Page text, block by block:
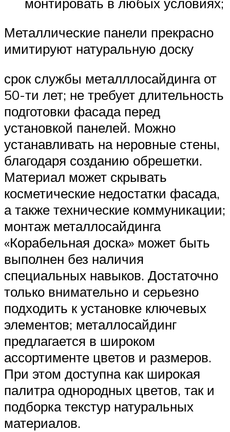
Металлические панели прекрасно
имитируют натуральную доску
срок службы металллосайдинга от
50-ти лет; не требует длительность
подготовки фасада перед
установкой панелей. Можно
устанавливать на неровные стены,
благодаря созданию обрешетки.
Материал может скрывать
косметические недостатки фасада,
а также технические коммуникации;
монтаж металлосайдинга
«Корабельная доска» может быть
выполнен без наличия
специальных навыков. Достаточно
только внимательно и серьезно
подходить к установке ключевых
элементов; металлосайдинг
предлагается в широком
ассортименте цветов и размеров.
При этом доступна как широкая
палитра однородных цветов, так и
подборка текстур натуральных
материалов.